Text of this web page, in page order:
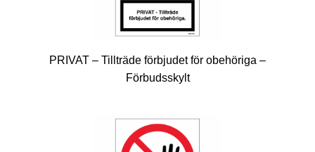
PRIVAT – Tillträde förbjudet för obehöriga –
Förbudsskylt